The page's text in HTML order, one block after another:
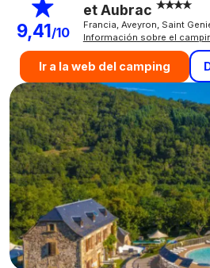
9,41/10
et Aubrac
Francia, Aveyron, Saint
Información sobre el
Ir a la web del camping